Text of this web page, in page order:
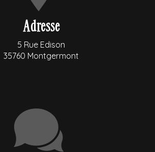
Adresse
5 Rue Edison
35760 Montgermont